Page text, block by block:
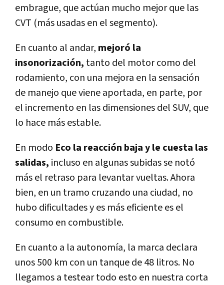
embrague, que actúan mucho mejor que las
CVT (más usadas en el segmento).
En cuanto al andar, mejoró la
insonorización, tanto del motor como del
rodamiento, con una mejora en la sensación
de manejo que viene aportada, en parte, por
el incremento en las dimensiones del SUV, que
lo hace más estable.
En modo Eco la reacción baja y le cuesta las
salidas, incluso en algunas subidas se notó
más el retraso para levantar vueltas. Ahora
bien, en un tramo cruzando una ciudad, no
hubo dificultades y es más eficiente es el
consumo en combustible.
En cuanto a la autonomía, la marca declara
unos 500 km con un tanque de 48 litros. No
llegamos a testear todo esto en nuestra corta